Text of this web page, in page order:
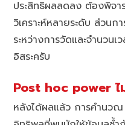
ประสิทธิผลลดลง ต้องพิจ
วิเคราะห์หลายระดับ ส่วน
ระหว่างการวัดและจำนวน
อิสระครับ
Post hoc power
หลังได้ผลแล้ว การคำนว